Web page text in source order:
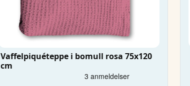
Vaffelpiquéteppe i bomull rosa 75x120
cm